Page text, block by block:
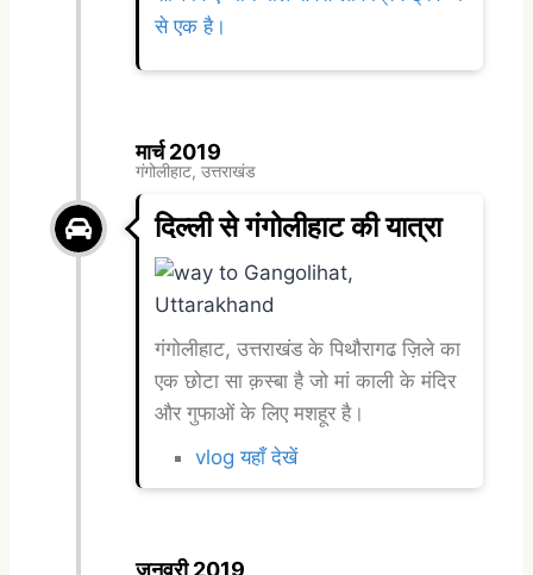
से एक है।
मार्च 2019
गंगोलीहाट, उत्तराखंड
दिल्ली से गंगोलीहाट की यात्रा
गंगोलीहाट, उत्तराखंड के पिथौरागढ ज़िले का
एक छोटा सा क़स्बा है जो मां काली के मंदिर
और गुफाओं के लिए मशहूर है।
vlog यहाँ देखें